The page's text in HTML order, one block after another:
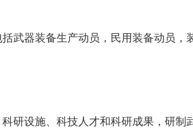
器装备生产动员，民用装备动员，
设施、科技人才和科研成果，研制